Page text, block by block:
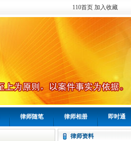
110首页 加入收藏
律师随笔 律师相册 即时通
律师资料